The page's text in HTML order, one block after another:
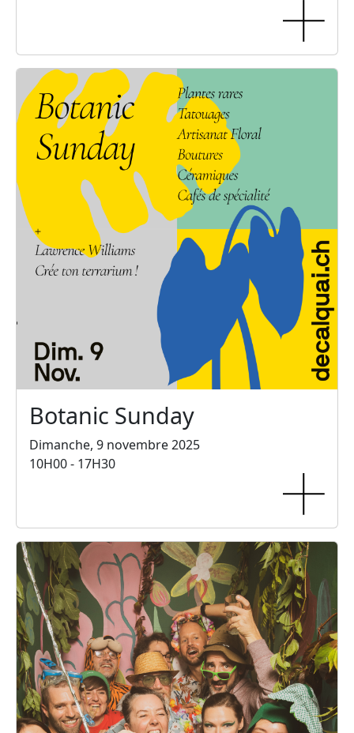
Botanic Sunday
Dimanche, 9 novembre 2025
10H00 - 17H30